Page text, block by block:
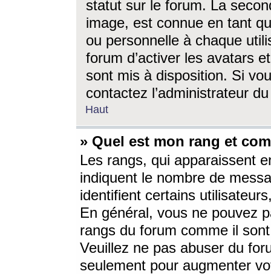
statut sur le forum. La
image, est connue en tant
ou personnelle à chaque
forum d’activer les avatars
sont mis à disposition. Si
contactez l’administrateur
Haut
» Quel est mon rang et
Les rangs, qui apparaissent
indiquent le nombre de
identifient certains
En général, vous ne pouvez
rangs du forum comme il
Veuillez ne pas abuser du
seulement pour augmenter